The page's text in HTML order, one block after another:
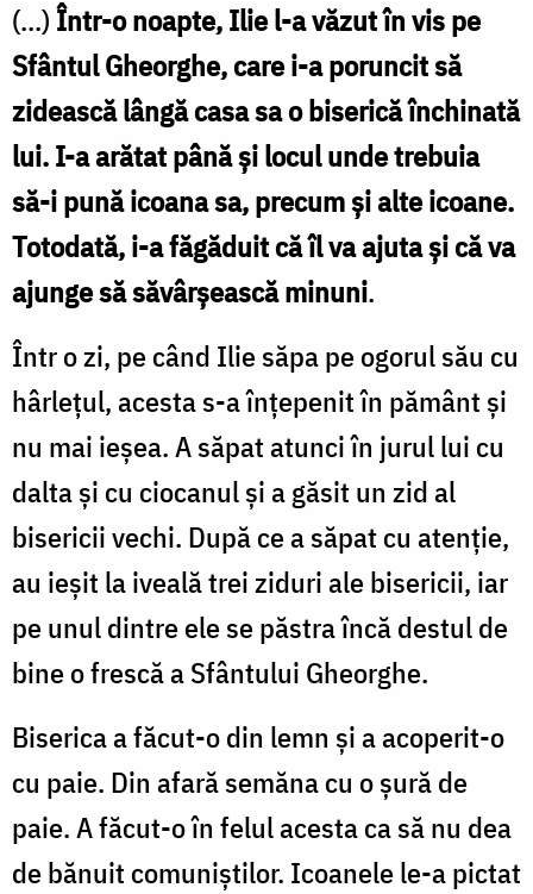
(...)Într-o noapte, Ilie l-a văzut în vis pe
Sfântul Gheorghe, care i-a poruncit să
zidească lângă casa sa o biserică închinată
lui. I-a arătat până şi locul unde trebuia
să-i pună icoana sa, precum şi alte icoane.
Totodată, i-a făgăduit că îl va ajuta şi că va
ajunge să săvârşească minuni.
Într o zi, pe când Ilie săpa pe ogorul său cu
hârleţul, acesta s-a înţepenit în pământ şi
nu mai ieşea. A săpat atunci în jurul lui cu
dalta şi cu ciocanul şi a găsit un zid al
bisericii vechi. După ce a săpat cu atenţie,
au ieşit la iveală trei ziduri ale bisericii, iar
pe unul dintre ele se păstra încă destul de
bine o frescă a Sfântului Gheorghe.
Biserica a făcut-o din lemn şi a acoperit-o
cu paie. Din afară semăna cu o şură de
paie. A făcut-o în felul acesta ca să nu dea
de bănuit comuniştilor. Icoanele le-a pictat